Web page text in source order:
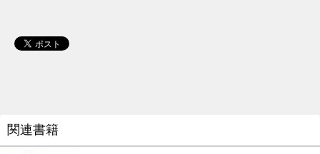
関連書籍